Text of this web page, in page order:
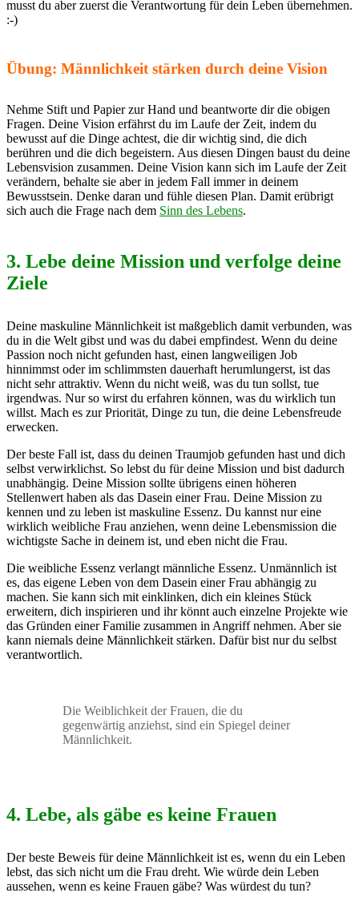
musst du aber zuerst die Verantwortung für dein Leben übernehmen.
:-)
Übung: Männlichkeit stärken durch deine Vision
Nehme Stift und Papier zur Hand und beantworte dir die obigen
Fragen. Deine Vision erfährst du im Laufe der Zeit, indem du
bewusst auf die Dinge achtest, die dir wichtig sind, die dich
berühren und die dich begeistern. Aus diesen Dingen baust du deine
Lebensvision zusammen. Deine Vision kann sich im Laufe der Zeit
verändern, behalte sie aber in jedem Fall immer in deinem
Bewusstsein. Denke daran und fühle diesen Plan. Damit erübrigt
sich auch die Frage nach dem Sinn des Lebens.
3. Lebe deine Mission und verfolge deine
Ziele
Deine maskuline Männlichkeit ist maßgeblich damit verbunden, was
du in die Welt gibst und was du dabei empfindest. Wenn du deine
Passion noch nicht gefunden hast, einen langweiligen Job
hinnimmst oder im schlimmsten dauerhaft herumlungerst, ist das
nicht sehr attraktiv. Wenn du nicht weiß, was du tun sollst, tue
irgendwas. Nur so wirst du erfahren können, was du wirklich tun
willst. Mach es zur Priorität, Dinge zu tun, die deine Lebensfreude
erwecken.
Der beste Fall ist, dass du deinen Traumjob gefunden hast und dich
selbst verwirklichst. So lebst du für deine Mission und bist dadurch
unabhängig. Deine Mission sollte übrigens einen höheren
Stellenwert haben als das Dasein einer Frau. Deine Mission zu
kennen und zu leben ist maskuline Essenz. Du kannst nur eine
wirklich weibliche Frau anziehen, wenn deine Lebensmission die
wichtigste Sache in deinem ist, und eben nicht die Frau.
Die weibliche Essenz verlangt männliche Essenz. Unmännlich ist
es, das eigene Leben von dem Dasein einer Frau abhängig zu
machen. Sie kann sich mit einklinken, dich ein kleines Stück
erweitern, dich inspirieren und ihr könnt auch einzelne Projekte wie
das Gründen einer Familie zusammen in Angriff nehmen. Aber sie
kann niemals deine Männlichkeit stärken. Dafür bist nur du selbst
verantwortlich.
Die Weiblichkeit der Frauen, die du
gegenwärtig anziehst, sind ein Spiegel deiner
Männlichkeit.
4. Lebe, als gäbe es keine Frauen
Der beste Beweis für deine Männlichkeit ist es, wenn du ein Leben
lebst, das sich nicht um die Frau dreht. Wie würde dein Leben
aussehen, wenn es keine Frauen gäbe? Was würdest du tun?